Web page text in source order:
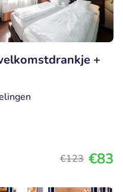
+
€123 €83